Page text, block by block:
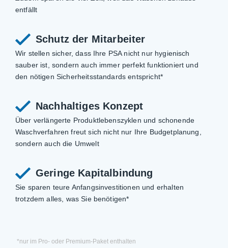
Geringe Kapitalbindung
Sie sparen teure Anfangsinvestitionen und erhalten
trotzdem alles, was Sie benötigen*
entfällt
Schutz der Mitarbeiter
Wir stellen sicher, dass Ihre PSA nicht nur hygienisch
sauber ist, sondern auch immer perfekt funktioniert und
den nötigen Sicherheitsstandards entspricht*
Nachhaltiges Konzept
Über verlängerte Produktlebenszyklen und schonende
Waschverfahren freut sich nicht nur Ihre Budgetplanung,
sondern auch die Umwelt
*nur im Pro- oder Premium-Paket enthalten